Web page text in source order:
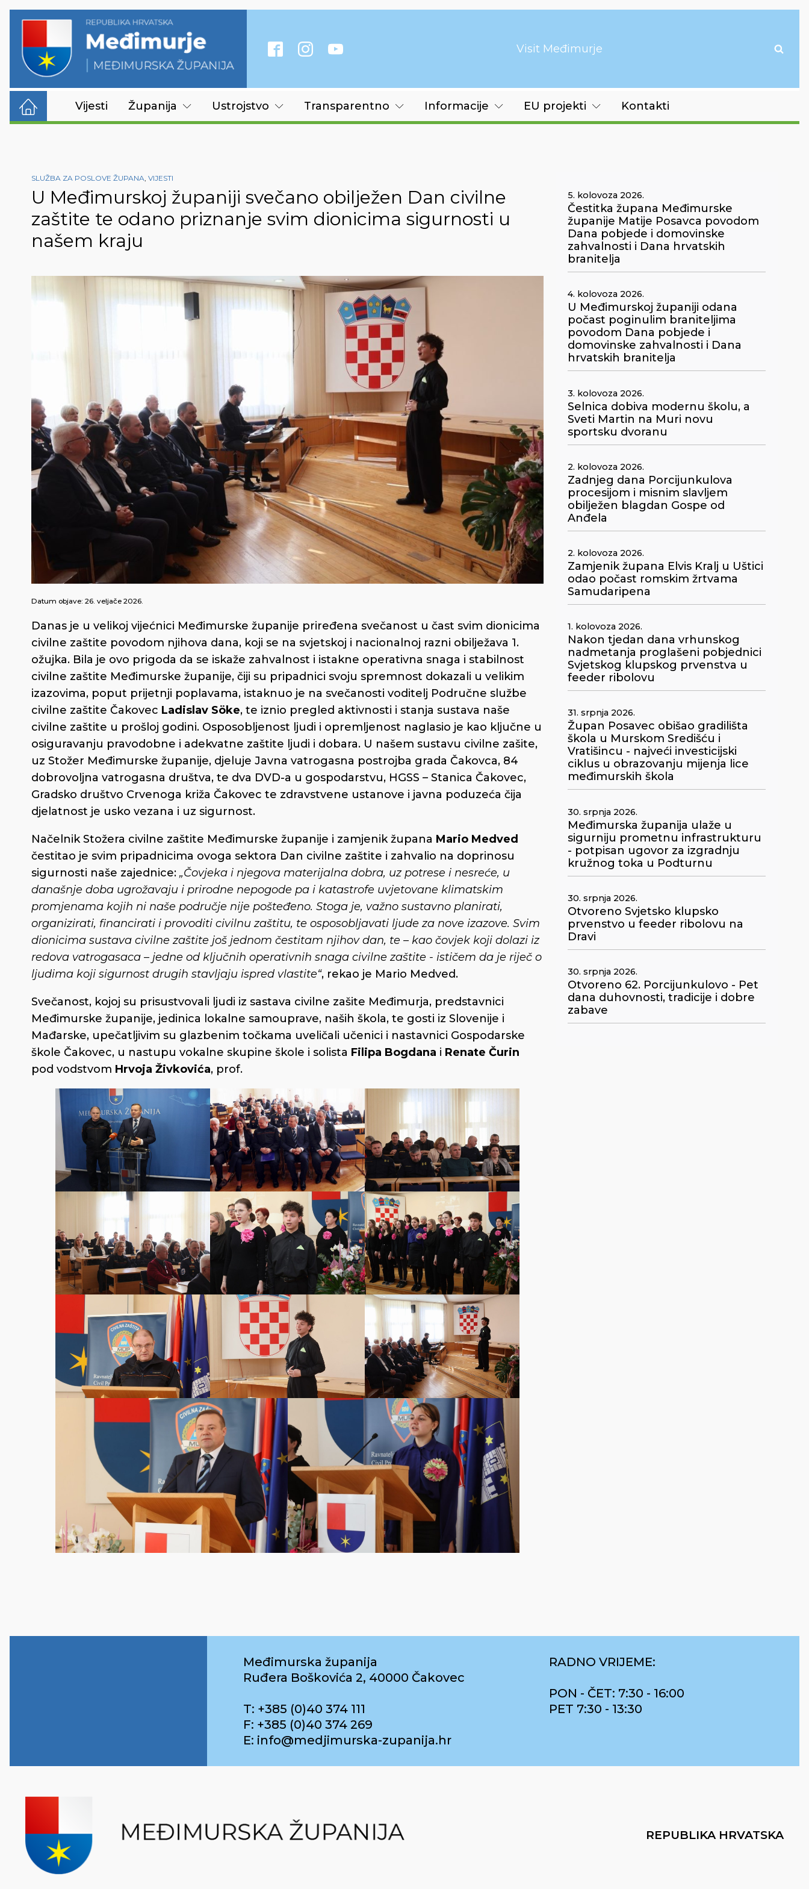
Visit Međimurje
Vijesti Županija Ustrojstvo Transparentno Informacije EU projekti Kontakti
SLUŽBA ZA POSLOVE ŽUPANA, VIJESTI
U Međimurskoj županiji svečano obilježen Dan civilne
zaštite te odano priznanje svim dionicima sigurnosti u
našem kraju
Datum objave: 26. veljače 2026.
Danas je u velikoj vijećnici Međimurske županije priređena svečanost u čast svim dionicima
civilne zaštite povodom njihova dana, koji se na svjetskoj i nacionalnoj razni obilježava 1.
ožujka. Bila je ovo prigoda da se iskaže zahvalnost i istakne operativna snaga i stabilnost
civilne zaštite Međimurske županije, čiji su pripadnici svoju spremnost dokazali u velikim
izazovima, poput prijetnji poplavama, istaknuo je na svečanosti voditelj Područne službe
civilne zaštite Čakovec Ladislav Söke, te iznio pregled aktivnosti i stanja sustava naše
civilne zaštite u prošloj godini. Osposobljenost ljudi i opremljenost naglasio je kao ključne u
osiguravanju pravodobne i adekvatne zaštite ljudi i dobara. U našem sustavu civilne zašite,
uz Stožer Međimurske županije, djeluje Javna vatrogasna postrojba grada Čakovca, 84
dobrovoljna vatrogasna društva, te dva DVD-a u gospodarstvu, HGSS – Stanica Čakovec,
Gradsko društvo Crvenoga križa Čakovec te zdravstvene ustanove i javna poduzeća čija
djelatnost je usko vezana i uz sigurnost.
Načelnik Stožera civilne zaštite Međimurske županije i zamjenik župana Mario Medved
čestitao je svim pripadnicima ovoga sektora Dan civilne zaštite i zahvalio na doprinosu
sigurnosti naše zajednice: „Čovjeka i njegova materijalna dobra, uz potrese i nesreće, u
današnje doba ugrožavaju i prirodne nepogode pa i katastrofe uvjetovane klimatskim
promjenama kojih ni naše područje nije pošteđeno. Stoga je, važno sustavno planirati,
organizirati, financirati i provoditi civilnu zaštitu, te osposobljavati ljude za nove izazove. Svim
dionicima sustava civilne zaštite još jednom čestitam njihov dan, te – kao čovjek koji dolazi iz
redova vatrogasaca – jedne od ključnih operativnih snaga civilne zaštite - ističem da je riječ o
ljudima koji sigurnost drugih stavljaju ispred vlastite“, rekao je Mario Medved.
Svečanost, kojoj su prisustvovali ljudi iz sastava civilne zašite Međimurja, predstavnici
Međimurske županije, jedinica lokalne samouprave, naših škola, te gosti iz Slovenije i
Mađarske, upečatljivim su glazbenim točkama uveličali učenici i nastavnici Gospodarske
škole Čakovec, u nastupu vokalne skupine škole i solista Filipa Bogdana i Renate Čurin
pod vodstvom Hrvoja Živkovića, prof.
5. kolovoza 2026.
Čestitka župana Međimurske
županije Matije Posavca povodom
Dana pobjede i domovinske
zahvalnosti i Dana hrvatskih
branitelja
4. kolovoza 2026.
U Međimurskoj županiji odana
počast poginulim braniteljima
povodom Dana pobjede i
domovinske zahvalnosti i Dana
hrvatskih branitelja
3. kolovoza 2026.
Selnica dobiva modernu školu, a
Sveti Martin na Muri novu
sportsku dvoranu
2. kolovoza 2026.
Zadnjeg dana Porcijunkulova
procesijom i misnim slavljem
obilježen blagdan Gospe od
Anđela
2. kolovoza 2026.
Zamjenik župana Elvis Kralj u Uštici
odao počast romskim žrtvama
Samudaripena
1. kolovoza 2026.
Nakon tjedan dana vrhunskog
nadmetanja proglašeni pobjednici
Svjetskog klupskog prvenstva u
feeder ribolovu
31. srpnja 2026.
Župan Posavec obišao gradilišta
škola u Murskom Središću i
Vratišincu - najveći investicijski
ciklus u obrazovanju mijenja lice
međimurskih škola
30. srpnja 2026.
Međimurska županija ulaže u
sigurniju prometnu infrastrukturu
- potpisan ugovor za izgradnju
kružnog toka u Podturnu
30. srpnja 2026.
Otvoreno Svjetsko klupsko
prvenstvo u feeder ribolovu na
Dravi
30. srpnja 2026.
Otvoreno 62. Porcijunkulovo - Pet
dana duhovnosti, tradicije i dobre
zabave
Međimurska županija
Ruđera Boškovića 2, 40000 Čakovec
T: +385 (0)40 374 111
F: +385 (0)40 374 269
E: info@medjimurska-zupanija.hr
RADNO VRIJEME:
PON - ČET: 7:30 - 16:00
PET 7:30 - 13:30
REPUBLIKA HRVATSKA